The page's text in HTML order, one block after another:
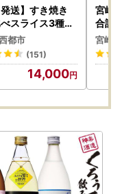
歴よりダウンロード
コードから発行依頼
物の遅延等により発
場合がございます。
発送】すき焼き
スライス3種セ
ロース バラ
タ 国産牛肉 有
14-10a＞
都市
(151)
14,000
宮崎
合計
しゃ
等＜
宮崎